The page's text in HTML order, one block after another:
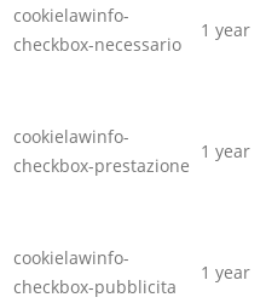
cookielawinfo-
checkbox-necessario
1 year
cookielawinfo-
checkbox-prestazione
1 year
cookielawinfo-
checkbox-pubblicita
1 year